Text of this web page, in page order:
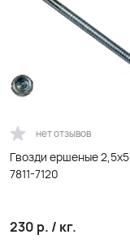
нет отзывов
Гвозди ершеные
7811-7120
230 р. / кг.